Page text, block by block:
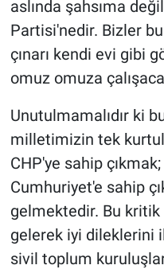
aslında şahsıma
Partisi'nedir. Bizler bu
çınarı kendi evi gibi
omuz omuza
Unutulmamalıdır ki
milletimizin tek
CHP'ye sahip
Cumhuriyet'e sahip
gelmektedir. Bu
gelerek iyi dileklerini
sivil toplum